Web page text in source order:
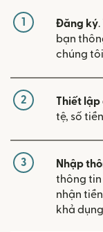
1 Đăng ký.
bạn
chúng
2 Thiết lập
tệ, số
3 Nhập
thông tin
nhận
khả